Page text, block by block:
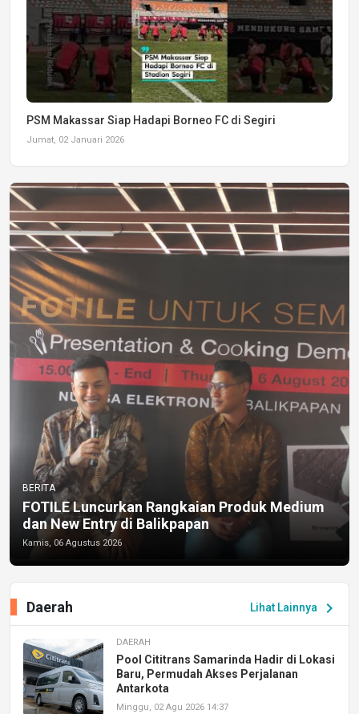
PSM Makassar Siap Hadapi Borneo FC di Segiri
Jumat, 02 Januari 2026
BERITA
FOTILE Luncurkan Rangkaian Produk Medium
dan New Entry di Balikpapan
Kamis, 06 Agustus 2026
Lihat Lainnya chevron_right
Daerah
DAERAH
Pool Cititrans Samarinda Hadir di Lokasi
Baru, Permudah Akses Perjalanan
Antarkota
Minggu, 02 Agu 2026 14:37